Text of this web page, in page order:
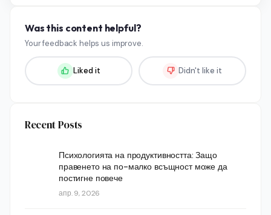
Was this content helpful?
Your feedback helps us improve.
Liked it Didn't like it
Recent Posts
Психологията на продуктивността: Защо
правенето на по-малко всъщност може да
постигне повече
апр. 9, 2026